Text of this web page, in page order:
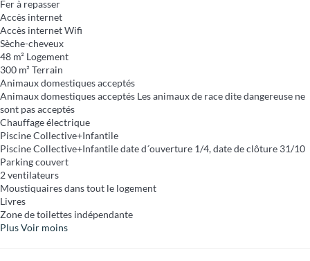
Fer à repasser
Accès internet
Accès internetWifi
Sèche-cheveux
48 m² Logement
300 m² Terrain
Animaux domestiques acceptés
Animaux domestiques acceptés Les animaux de race dite dangereuse ne
sont pas acceptés
Chauffage électrique
Piscine Collective+Infantile
Piscine Collective+Infantiledate d´ouverture 1/4, date de clôture 31/10
Parking couvert
2 ventilateurs
Moustiquaires dans tout le logement
Livres
Zone de toilettes indépendante
PlusVoir moins